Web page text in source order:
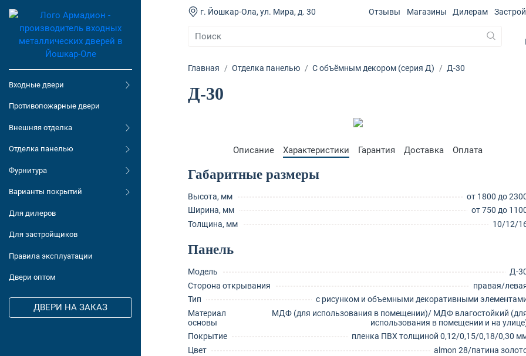
Входные двери
Противопожарные двери
Внешняя отделка
Отделка панелью
Фурнитура
Варианты покрытий
Для дилеров
Для застройщиков
Правила эксплуатации
Двери оптом
ДВЕРИ НА ЗАКАЗ
Отзывы Магазины Дилерам
г. Йошкар-Ола, ул. Мира, д. 30
Главная Отделка панелью С объёмным декором (серия Д) Д-30
Д-30
Описание Характеристики Гарантия Доставка Оплата
Габаритные размеры
Высота, мм
от 1800 до
Ширина, мм
от 750 до
Толщина, мм
10/12/
Панель
Модель
Д-
Сторона открывания
правая/
Тип
с рисунком и объемными декоративными
Материал
основы
МДФ (для использования в помещении)/ МДФ влагостойкий
использования в помещении и на
Покрытие
пленка ПВХ толщиной 0,12/0,15/0,18/0,30
Цвет
almon 28/патина